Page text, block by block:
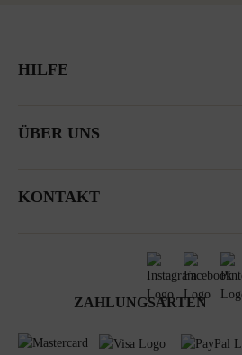
HILFE
ÜBER UNS
KONTAKT
ZAHLUNGSARTEN